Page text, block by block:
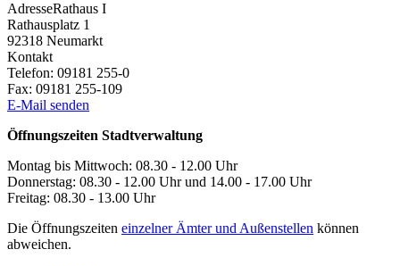
AdresseRathaus I
Rathausplatz 1
92318 Neumarkt
Kontakt
Telefon: 09181 255-0
Fax: 09181 255-109
E-Mail senden
Öffnungszeiten Stadtverwaltung
Montag bis Mittwoch: 08.30 - 12.00 Uhr
Donnerstag: 08.30 - 12.00 Uhr und 14.00 - 17.00 Uhr
Freitag: 08.30 - 13.00 Uhr
Die Öffnungszeiten einzelner Ämter und Außenstellen können
abweichen.